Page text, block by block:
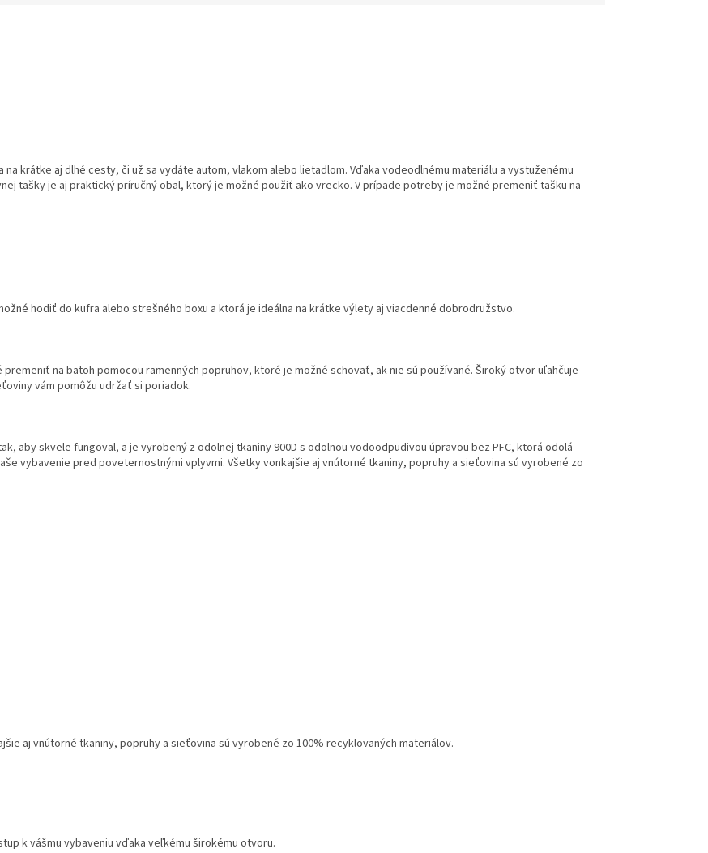
na krátke aj dlhé cesty, či už sa vydáte autom, vlakom alebo lietadlom. Vďaka vodeodlnému materiálu a vystuženému
tašky je aj praktický príručný obal, ktorý je možné použiť ako vrecko. V prípade potreby je možné premeniť tašku na
hodiť do kufra alebo strešného boxu a ktorá je ideálna na krátke výlety aj viacdenné dobrodružstvo.
premeniť na batoh pomocou ramenných popruhov, ktoré je možné schovať, ak nie sú používané. Široký otvor uľahčuje
vám pomôžu udržať si poriadok.
aby skvele fungoval, a je vyrobený z odolnej tkaniny 900D s odolnou vodoodpudivou úpravou bez PFC, ktorá odolá
vybavenie pred poveternostnými vplyvmi. Všetky vonkajšie aj vnútorné tkaniny, popruhy a sieťovina sú vyrobené zo
aj vnútorné tkaniny, popruhy a sieťovina sú vyrobené zo 100% recyklovaných materiálov.
k vášmu vybaveniu vďaka veľkému širokému otvoru.